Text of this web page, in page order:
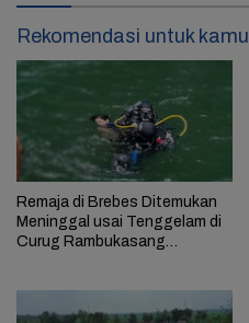
Rekomendasi untuk kamu
Remaja di Brebes Ditemukan
Meninggal usai Tenggelam di
Curug Rambukasang